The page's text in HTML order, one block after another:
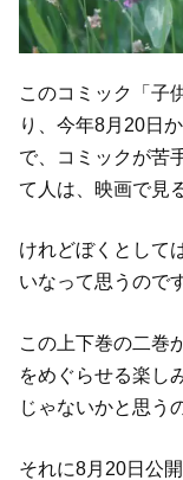
このコミック「子
り、今年8月20日
で、コミックが苦
て人は、映画で見
けれどぼくとして
いなって思うので
この上下巻の二巻
をめぐらせる楽し
じゃないかと思う
それに8月20日公